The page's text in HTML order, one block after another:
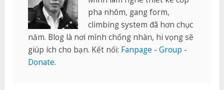
pha nhôm, gang form,
climbing system đã hơn chục
năm. Blog là nơi mình chống nhàn, hi vọng sẽ
giúp ích cho bạn. Kết nối: Fanpage -Group -
Donate.